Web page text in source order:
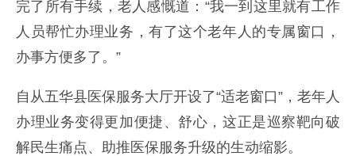
完了所有手续，老人感慨道：“我一到这里就有工作
人员帮忙办理业务，有了这个老年人的专属窗口，
办事方便多了。”
自从五华县医保服务大厅开设了“适老窗口”，老年人
办理业务变得更加便捷、舒心，这正是巡察靶向破
解民生痛点、助推医保服务升级的生动缩影。